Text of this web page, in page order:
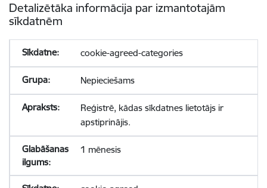
Detalizētāka informācija par izmantotajām
sīkdatnēm
cookie-agreed-categories
Nepieciešams
Reģistrē, kādas sīkdatnes lietotājs ir
apstiprinājis.
1 mēnesis